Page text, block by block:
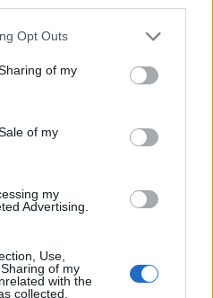
uses one or more Google
behaviour. You may click to
and its third-party tags to
purposes in below Google
Opt Outs
of my
of my
my
Advertising.
Use,
of my
with the
collected.